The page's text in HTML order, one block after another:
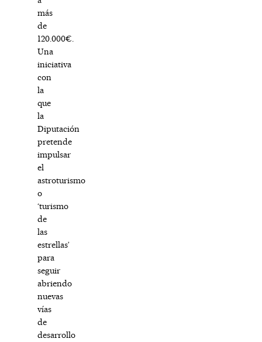
más
de
120.000€.
Una
iniciativa
con
la
que
la
Diputación
pretende
impulsar
el
astroturismo
o
‘turismo
de
las
estrellas’
para
seguir
abriendo
nuevas
vías
de
desarrollo